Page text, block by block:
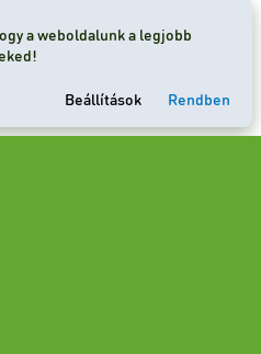
a weboldalunk a legjobb
Beállítások Rendben